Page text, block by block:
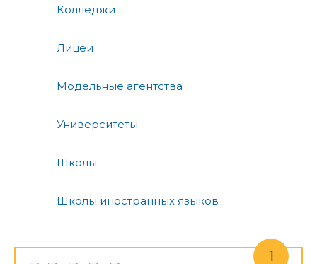
Колледжи
Лицеи
Модельные агентства
Университеты
Школы
Школы иностранных языков